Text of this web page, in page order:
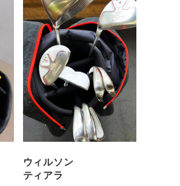
ウィルソン
ティアラ